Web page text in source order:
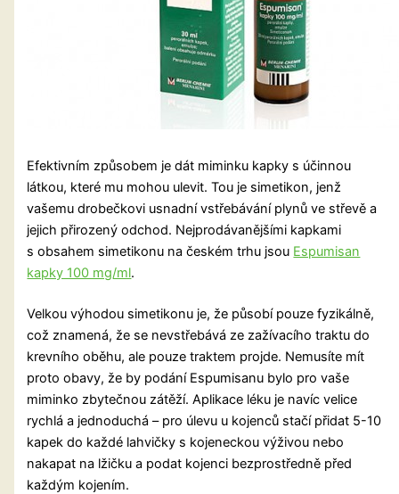
Efektivním způsobem je dát miminku kapky s účinnou
látkou, které mu mohou ulevit. Tou je simetikon, jenž
vašemu drobečkovi usnadní vstřebávání plynů ve střevě a
jejich přirozený odchod. Nejprodávanějšími kapkami
s obsahem simetikonu na českém trhu jsou Espumisan
kapky 100 mg/ml.
Velkou výhodou simetikonu je, že působí pouze fyzikálně,
což znamená, že se nevstřebává ze zažívacího traktu do
krevního oběhu, ale pouze traktem projde. Nemusíte mít
proto obavy, že by podání Espumisanu bylo pro vaše
miminko zbytečnou zátěží. Aplikace léku je navíc velice
rychlá a jednoduchá – pro úlevu u kojenců stačí přidat 5-10
kapek do každé lahvičky s kojeneckou výživou nebo
nakapat na lžičku a podat kojenci bezprostředně před
každým kojením.